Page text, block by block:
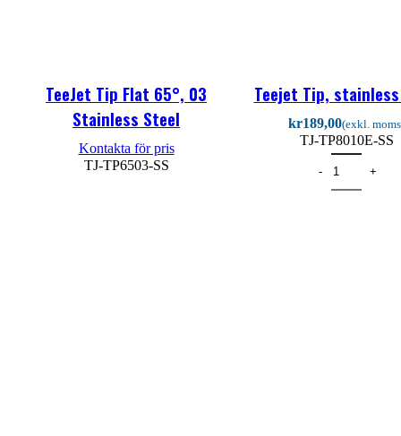
TeeJet Tip Flat 65°, 03
Stainless Steel
TJ-TP6503-SS
Teejet Tip,
kr
TJ-TP8010E-SS